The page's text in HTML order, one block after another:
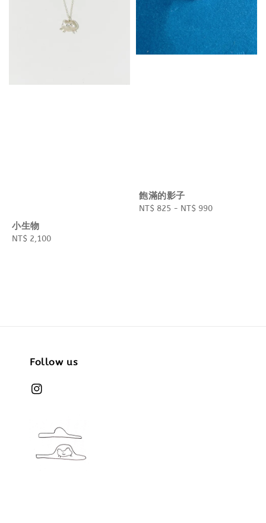
小生物
Regular
NT$ 2,100
飽滿的影子
Regular
NT$ 825 - NT$ 990
Follow us